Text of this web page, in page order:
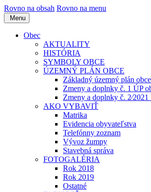
Rovno na obsah Rovno na menu
Menu
Obec
AKTUALITY
HISTÓRIA
SYMBOLY OBCE
ÚZEMNÝ PLÁN OBCE
Základný územný plán
Zmeny a doplnky č. 1 ÚP
Zmeny a doplnky č.
AKO VYBAVIŤ
Matrika
Evidencia obyvateľstva
Telefónny zoznam
Vývoz žumpy
Stavebná správa
FOTOGALÉRIA
Rok 2018
Rok 2019
Ostatné